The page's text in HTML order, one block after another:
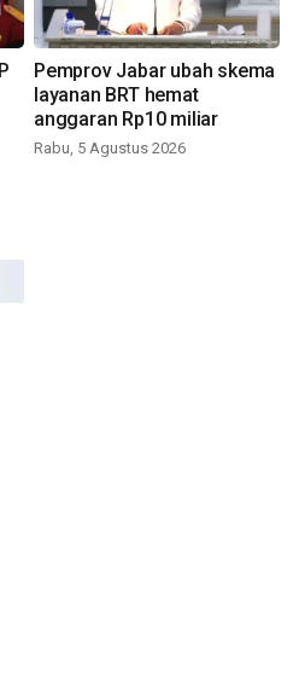
Pemprov Jabar ubah skema
layanan BRT hemat
anggaran Rp10 miliar
Rabu, 5 Agustus 2026